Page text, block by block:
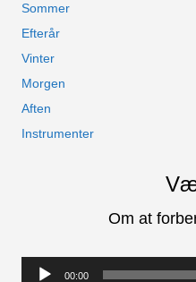
Sommer
Efterår
Vinter
Morgen
Aften
Instrumenter
Om at
Lydafspiller
00:00